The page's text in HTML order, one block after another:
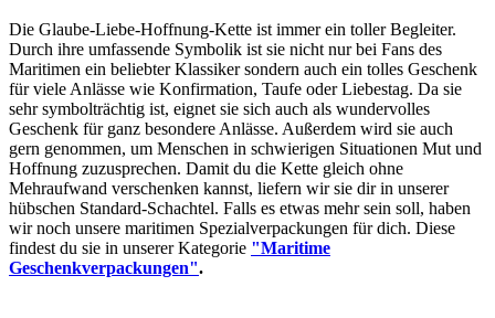
Die Glaube-Liebe-Hoffnung-Kette ist immer ein toller Begleiter.
Durch ihre umfassende Symbolik ist sie nicht nur bei Fans des
Maritimen ein beliebter Klassiker sondern auch ein tolles Geschenk
für viele Anlässe wie Konfirmation, Taufe oder Liebestag. Da sie
sehr symbolträchtig ist, eignet sie sich auch als wundervolles
Geschenk für ganz besondere Anlässe. Außerdem wird sie auch
gern genommen, um Menschen in schwierigen Situationen Mut und
Hoffnung zuzusprechen. Damit du die Kette gleich ohne
Mehraufwand verschenken kannst, liefern wir sie dir in unserer
hübschen Standard-Schachtel. Falls es etwas mehr sein soll, haben
wir noch unsere maritimen Spezialverpackungen für dich. Diese
findest du sie in unserer Kategorie "Maritime
Geschenkverpackungen".